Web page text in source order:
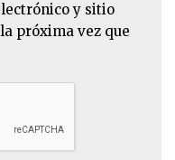
y sitio
próxima vez que